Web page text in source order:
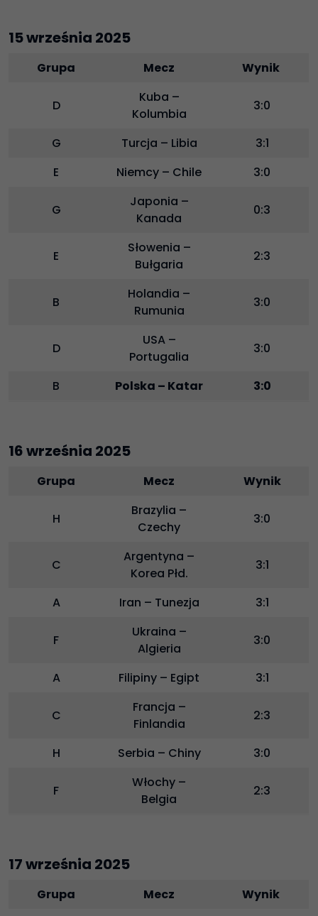
15 września 2025
Grupa Mecz Wynik
D
Kuba –
Kolumbia
3:0
G Turcja – Libia
3:1
E
Niemcy – Chile 3:0
G
Japonia –
Kanada
0:3
E
Słowenia –
Bułgaria
2:3
B
Holandia –
Rumunia
3:0
D
USA –
Portugalia
3:0
B Polska – Katar 3:0
16 września 2025
Grupa Mecz Wynik
H
Brazylia –
Czechy
3:0
C
Argentyna –
Korea Płd.
3:1
A Iran – Tunezja 3:1
F
Ukraina –
Algieria
3:0
A Filipiny – Egipt 3:1
C
Francja –
Finlandia
2:3
H Serbia – Chiny 3:0
F
Włochy –
Belgia
2:3
17 września 2025
Grupa Mecz
Wynik